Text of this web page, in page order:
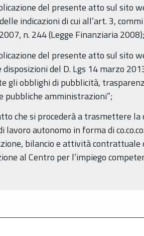
del presente atto sul sito
indicazioni di cui all’art. 3,
n. 244 (Legge Finanziaria
del presente atto sul sito
disposizioni del D. Lgs 14 marzo
gli obblighi di pubblicità,
pubbliche amministrazioni”;
che si procederà a trasmettere la
lavoro autonomo in forma di
bilancio e attività
al Centro per l’impiego